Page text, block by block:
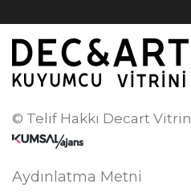
© Telif Hakkı Decart Vitrin
Aydınlatma Metni